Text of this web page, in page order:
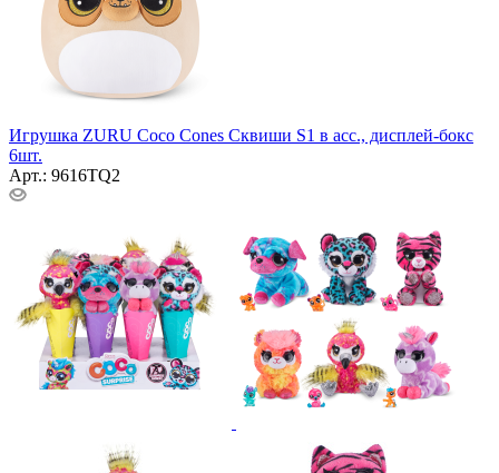
Игрушка ZURU Coco Cones Сквиши S1 в асс., дисплей-бокс
6шт.
Арт.: 9616TQ2